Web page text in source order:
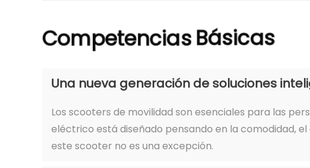
CompetenciasBásicas
Una nueva generación de soluciones
Los scooters de movilidad son esenciales para las
eléctrico está diseñado pensando en la comodidad,
este scooter no es una excepción.